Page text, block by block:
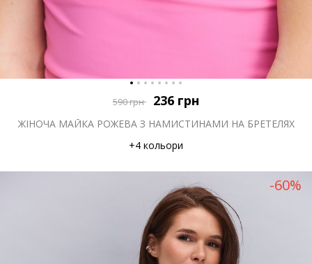
590грн 236 грн
ЖІНОЧА МАЙКА РОЖЕВА З НАМИСТИНАМИ НА БРЕТЕЛЯХ
+4 кольори
-60%